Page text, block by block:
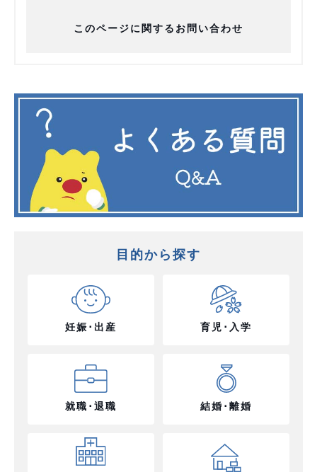
このページに関するお問い合わせ
目的から探す
妊娠･出産 育児･入学
就職･退職 結婚･離婚